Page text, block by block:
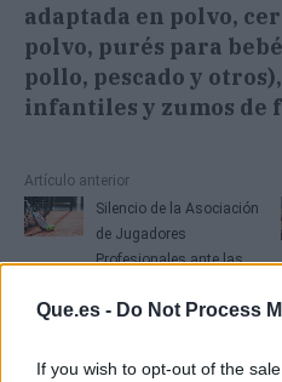
Que.es - Do Not Process
If you wish to opt-out of the
adaptada en polvo,
polvo, purés para
pollo, pescado y
infantiles y zumos de
Artículo anterior
Silencio de la Asociación
de Jugadores
Profesionales ante las
inscripciones del torneo